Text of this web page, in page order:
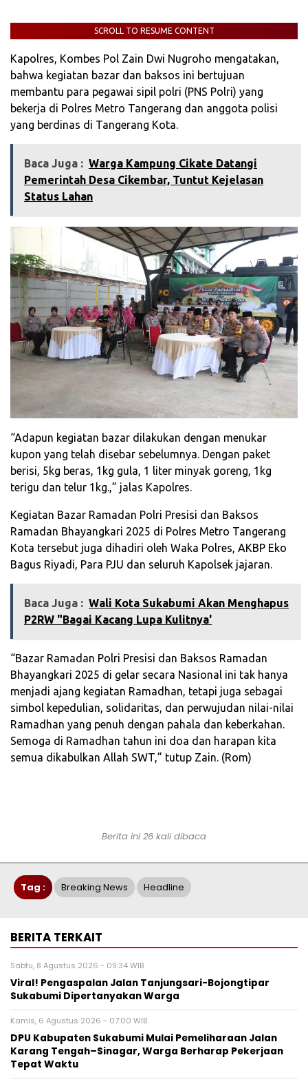
SCROLL TO RESUME CONTENT
Kapolres, Kombes Pol Zain Dwi Nugroho mengatakan,
bahwa kegiatan bazar dan baksos ini bertujuan
membantu para pegawai sipil polri (PNS Polri) yang
bekerja di Polres Metro Tangerang dan anggota polisi
yang berdinas di Tangerang Kota.
Baca Juga : ‎Warga Kampung Cikate Datangi
Pemerintah Desa Cikembar, Tuntut Kejelasan
Status Lahan
“Adapun kegiatan bazar dilakukan dengan menukar
kupon yang telah disebar sebelumnya. Dengan paket
berisi, 5kg beras, 1kg gula, 1 liter minyak goreng, 1kg
terigu dan telur 1kg.,” jalas Kapolres.
Kegiatan Bazar Ramadan Polri Presisi dan Baksos
Ramadan Bhayangkari 2025 di Polres Metro Tangerang
Kota tersebut juga dihadiri oleh Waka Polres, AKBP Eko
Bagus Riyadi, Para PJU dan seluruh Kapolsek jajaran.
Baca Juga : Wali Kota Sukabumi Akan Menghapus
P2RW "Bagai Kacang Lupa Kulitnya'
“Bazar Ramadan Polri Presisi dan Baksos Ramadan
Bhayangkari 2025 di gelar secara Nasional ini tak hanya
menjadi ajang kegiatan Ramadhan, tetapi juga sebagai
simbol kepedulian, solidaritas, dan perwujudan nilai-nilai
Ramadhan yang penuh dengan pahala dan keberkahan.
Semoga di Ramadhan tahun ini doa dan harapan kita
semua dikabulkan Allah SWT,” tutup Zain. (Rom)
Berita ini 26 kali dibaca
Tag : Breaking News Headline
BERITA TERKAIT
Sabtu, 8 Agustus 2026 - 09:34 WIB
Viral! Pengaspalan Jalan Tanjungsari-Bojongtipar
Sukabumi Dipertanyakan Warga
Kamis, 6 Agustus 2026 - 07:00 WIB
‎DPU Kabupaten Sukabumi Mulai Pemeliharaan Jalan
Karang Tengah–Sinagar, Warga Berharap Pekerjaan
Tepat Waktu